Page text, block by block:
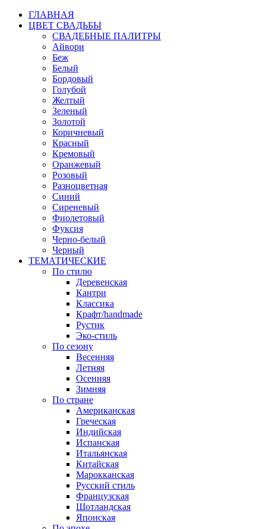
ГЛАВНАЯ
ЦВЕТ СВАДЬБЫ
СВАДЕБНЫЕ ПАЛИТРЫ
Айвори
Беж
Белый
Бордовый
Голубой
Желтый
Зеленый
Золотой
Коричневый
Красный
Кремовый
Оранжевый
Розовый
Разноцветная
Синий
Сиреневый
Фиолетовый
Фуксия
Черно-белый
Черный
ТЕМАТИЧЕСКИЕ
По стилю
Деревенская
Кантри
Классика
Крафт/handmade
Рустик
Эко-стиль
По сезону
Весенняя
Летняя
Осенняя
Зимняя
По стране
Американская
Греческая
Индийская
Испанская
Итальянская
Китайская
Марокканская
Русский стиль
Французская
Шотландская
Японская